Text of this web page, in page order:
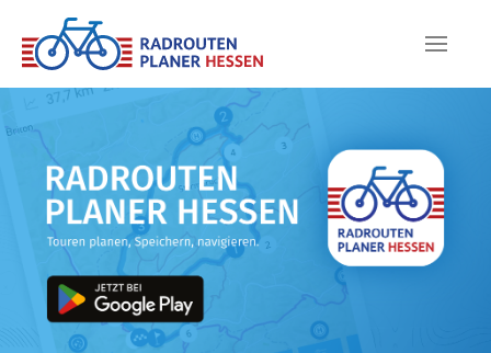
Skip to main content